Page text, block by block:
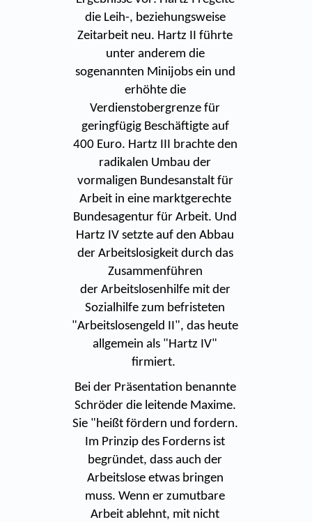
die Leih-, beziehungsweise
Zeitarbeit neu. Hartz II führte
unter anderem die
sogenannten Minijobs ein und
erhöhte die
Verdienstobergrenze für
geringfügig Beschäftigte auf
400 Euro. Hartz III brachte den
radikalen Umbau der
vormaligen Bundesanstalt für
Arbeit in eine marktgerechte
Bundesagentur für Arbeit. Und
Hartz IV setzte auf den Abbau
der Arbeitslosigkeit durch das
Zusammenführen
der Arbeitslosenhilfe mit der
Sozialhilfe zum befristeten
"Arbeitslosengeld II", das heute
allgemein als "Hartz IV"
firmiert.
Bei der Präsentation benannte
Schröder die leitende Maxime.
Sie "heißt fördern und fordern.
Im Prinzip des Forderns ist
begründet, dass auch der
Arbeitslose etwas bringen
muss. Wenn er zumutbare
Arbeit ablehnt, mit nicht